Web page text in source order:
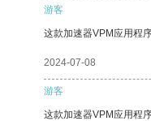
游客
这款加速器VPM应用程
2024-07-08
游客
这款加速器VPM应用程